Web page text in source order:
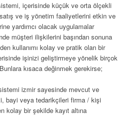
içerisinde küçük ve orta ölçekli
ve iş yönetim faaliyetlerini etkin ve
yardımcı olacak uygulamalar
müşteri ilişkilerini başından sonuna
kullanımı kolay ve pratik olan bir
işinizi geliştirmeye yönelik birçok
kısaca değinmek gerekirse;
izmir sayesinde mevcut ve
bayi veya tedarikçileri firma / kişi
kolay bir şekilde kayıt altına